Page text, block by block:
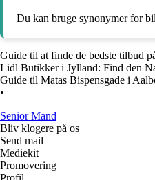
Du kan bruge synonymer for
Guide til at finde de bedste tilbud
Lidl Butikker i Jylland: Find den
Guide til Matas Bispensgade i
•
Senior Mand
Bliv klogere på os
Send mail
Mediekit
Promovering